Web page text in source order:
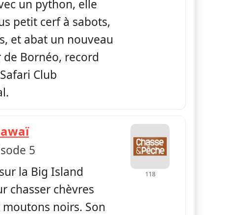
un python, elle
petit cerf à sabots,
et abat un nouveau
de Bornéo, record
Club
— La Globe-Trotteuse Chasse & Pêche
5
la Big Island
chasser chèvres
noirs. Son
118